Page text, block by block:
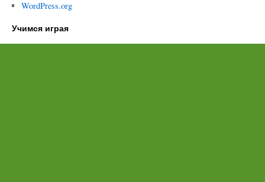
WordPress.org
Учимся играя